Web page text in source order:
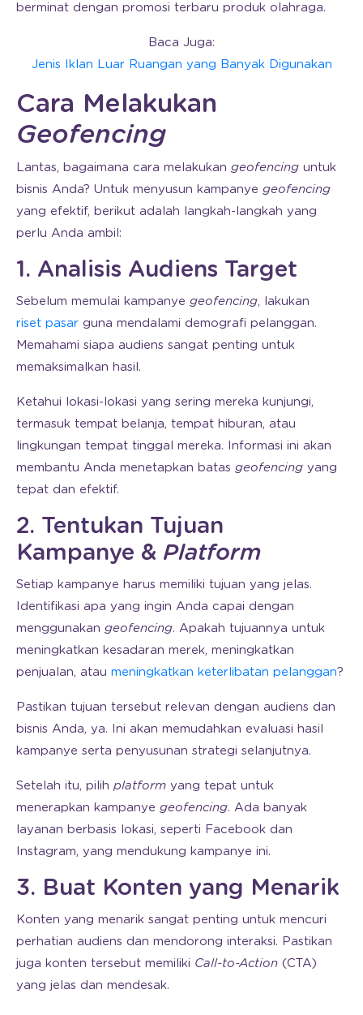
berminat dengan promosi terbaru produk olahraga.
Baca Juga:
Jenis Iklan Luar Ruangan yang Banyak Digunakan
Cara Melakukan
Geofencing
Lantas, bagaimana cara melakukan geofencing untuk
bisnis Anda? Untuk menyusun kampanye geofencing
yang efektif, berikut adalah langkah-langkah yang
perlu Anda ambil:
1. Analisis Audiens Target
Sebelum memulai kampanye geofencing, lakukan
riset pasar guna mendalami demografi pelanggan.
Memahami siapa audiens sangat penting untuk
memaksimalkan hasil.
Ketahui lokasi-lokasi yang sering mereka kunjungi,
termasuk tempat belanja, tempat hiburan, atau
lingkungan tempat tinggal mereka. Informasi ini akan
membantu Anda menetapkan batas geofencing yang
tepat dan efektif.
2. Tentukan Tujuan
Kampanye & Platform
Setiap kampanye harus memiliki tujuan yang jelas.
Identifikasi apa yang ingin Anda capai dengan
menggunakan geofencing. Apakah tujuannya untuk
meningkatkan kesadaran merek, meningkatkan
penjualan, atau meningkatkan keterlibatan pelanggan?
Pastikan tujuan tersebut relevan dengan audiens dan
bisnis Anda, ya. Ini akan memudahkan evaluasi hasil
kampanye serta penyusunan strategi selanjutnya.
Setelah itu, pilih platform yang tepat untuk
menerapkan kampanye geofencing. Ada banyak
layanan berbasis lokasi, seperti Facebook dan
Instagram, yang mendukung kampanye ini.
3. Buat Konten yang Menarik
Konten yang menarik sangat penting untuk mencuri
perhatian audiens dan mendorong interaksi. Pastikan
juga konten tersebut memiliki Call-to-Action (CTA)
yang jelas dan mendesak.